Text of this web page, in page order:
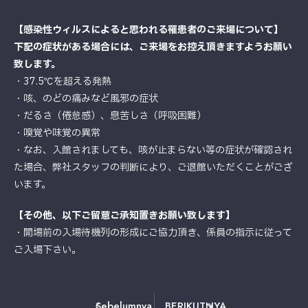
【感染性ウィルスによると思われる罹患者のご来場について】
下記の症状がある場合には、ご来場をお控え頂きますようお願い
致します。
・37.5℃を超える発熱
・咳、のどの痛みなど風邪の症状
・だるさ（倦怠感）、息苦しさ（呼吸困難）
・嗅覚や味覚の異常
・なお、入館されましても、咳が止まらない等の症状が確認され
た場合、弊社スタッフの判断により、ご退館いただくことがござ
います。
【その他、以下ご留意ご承知置きお願い致します】
・開場前の入場待機列の形成にご協力頂き、係員の指示に従って
ご入場下さい。